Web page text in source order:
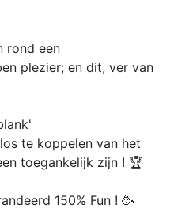
rond een
plezier; en dit, ver van
te koppelen van het
toegankelijk zijn ! 🏆
150% Fun ! 🥳